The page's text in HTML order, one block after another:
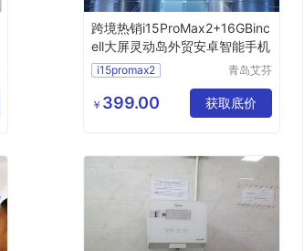
跨境热销i15ProMax2+16GBinc
ell大屏灵动岛外贸安卓智能手机
i15promax2
智能手机
青岛艾芬
限公司
￥ 399.00 获取底价